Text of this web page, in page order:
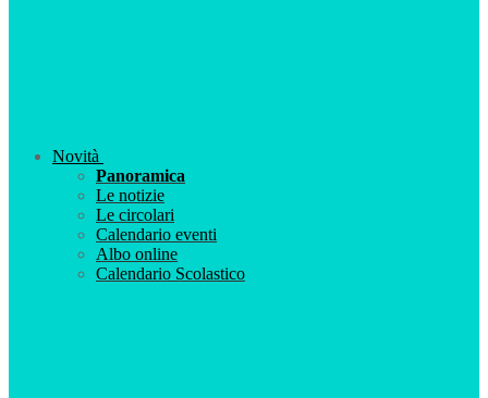
Novità
Panoramica
Le notizie
Le circolari
Calendario eventi
Albo online
Calendario Scolastico